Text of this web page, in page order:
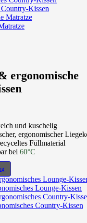
Kissen
ergonomische
und kuschelig
ergonomischer
Füllmaterial
bei 60°C
Lounge-Kissen
Country-Kissen